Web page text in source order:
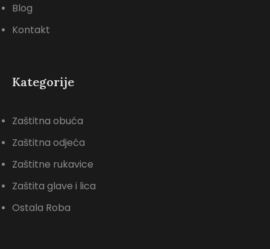
Blog
Kontakt
Kategorije
Zaštitna obuća
Zaštitna odjeća
Zaštitne rukavice
Zaštita glave i lica
Ostala Roba